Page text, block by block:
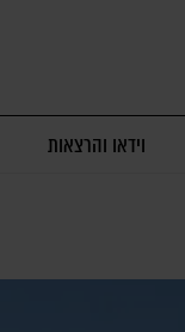
וידאו והרצאות